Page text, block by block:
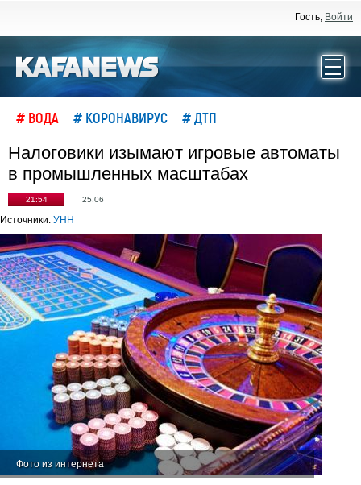
Гость, Войти
# ВОДА # КОРОНАВИРУС # ДТП
Налоговики изымают игровые автоматы
в промышленных масштабах
21:54 25.06
Источники: УНН
Фото из интернета